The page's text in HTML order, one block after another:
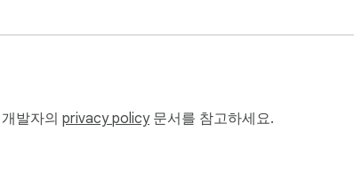
발자의 privacy policy문서를 참고하세요.